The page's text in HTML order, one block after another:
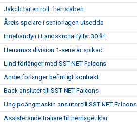
Jakob tar en roll i herrstaben
Årets spelare i seniorlagen utsedda
Innebandyn i Landskrona fyller 30 år!
Herrarnas division 1-serie är spikad
Lind förlänger med SST NET Falcons
Andie förlänger befintligt kontrakt
Back ansluter till SST NET Falcons
Ung poängmaskin ansluter till SST NET Falcons
Assisterande tränare till herrlaget klar